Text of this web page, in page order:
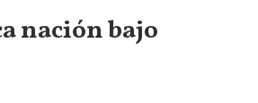
nación bajo